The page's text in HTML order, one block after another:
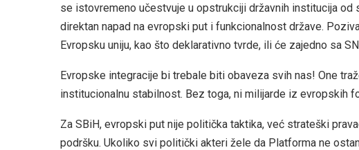
se istovremeno učestvuje u opstrukciji državnih institucija od
direktan napad na evropski put i funkcionalnost države.
Evropsku uniju, kao što deklarativno tvrde, ili će zajedno sa
Evropske integracije bi trebale biti obaveza svih nas! One
institucionalnu stabilnost. Bez toga, ni milijarde iz evropskih
Za SBiH, evropski put nije politička taktika, već strateški
podršku. Ukoliko svi politički akteri žele da Platforma ne